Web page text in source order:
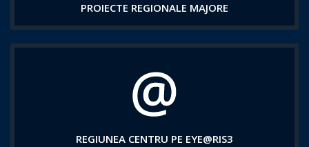
PROIECTE REGIONALE MAJORE
REGIUNEA CENTRU PE EYE@RIS3